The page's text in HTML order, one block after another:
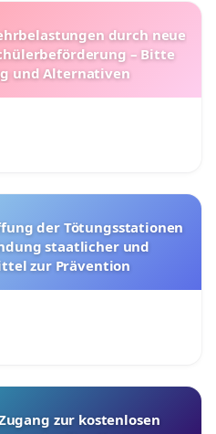
durch neue
– Bitte
und Alternativen
staatlicher und
zur Prävention
zur kostenlosen